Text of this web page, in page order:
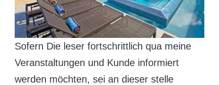
Sofern Die leser fortschrittlich qua meine
Veranstaltungen und Kunde informiert
werden möchten, sei an dieser stelle